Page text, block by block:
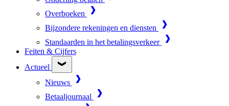
Overboeken
Bijzondere rekeningen en diensten
Standaarden in het betalingsverkeer
Feiten & Cijfers
Actueel
Nieuws
Betaaljournaal